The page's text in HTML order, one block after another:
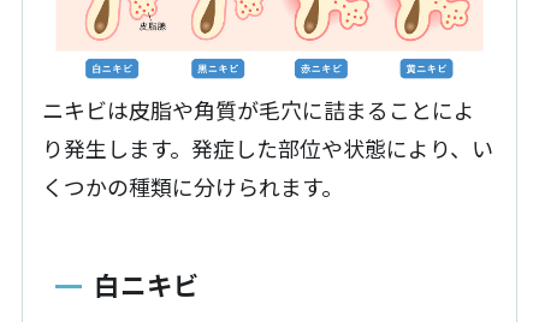
ニキビは皮脂や角質が毛穴に詰まることによ
り発生します。発症した部位や状態により、い
くつかの種類に分けられます。
白ニキビ